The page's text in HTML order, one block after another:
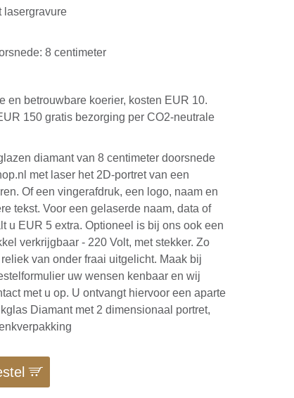
lasergravure
8 centimeter
en betrouwbare koerier, kosten EUR 10.
150 gratis bezorging per CO2-neutrale
diamant van 8 centimeter doorsnede
met laser het 2D-portret van een
Of een vingerafdruk, een logo, naam en
tekst. Voor een gelaserde naam, data of
u EUR 5 extra. Optioneel is bij ons ook een
verkrijgbaar - 220 Volt, met stekker. Zo
van onder fraai uitgelicht. Maak bij
uw wensen kenbaar en wij
met u op. U ontvangt hiervoor een aparte
Diamant met 2 dimensionaal portret,